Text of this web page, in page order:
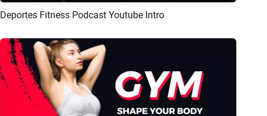
Previsualizar Crear IA
Deportes Fitness Podcast Youtube Intro